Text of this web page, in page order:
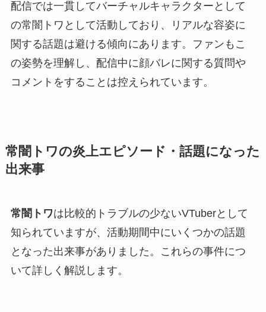
配信では一貫してバーチャルキャラクターとして
の常闇トワとして活動しており、リアルな容姿に
関する話題は避ける傾向にあります。ファンもこ
の姿勢を理解し、配信中に顔バレに関する質問や
コメントをすることは控えられています。
常闇トワの炎上エピソード・話題になった
出来事
常闇トワは比較的トラブルの少ないVTuberとして
知られていますが、活動期間中にいくつかの話題
となった出来事がありました。これらの事件につ
いて詳しく解説します。